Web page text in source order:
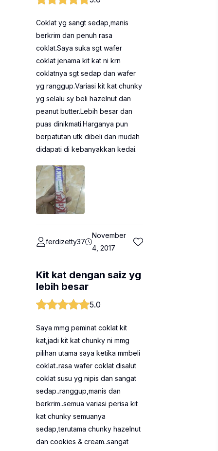
Coklat yg sangt sedap,manis
berkrim dan penuh rasa
coklat.Saya suka sgt wafer
coklat jenama kit kat ni krn
coklatnya sgt sedap dan wafer
yg ranggup.Variasi kit kat chunky
yg selalu sy beli hazelnut dan
peanut butter.Lebih besar dan
puas dinikmati.Harganya pun
berpatutan utk dibeli dan mudah
didapati di kebanyakkan kedai.
ferdizetty37
November
4, 2017
Kit kat dengan saiz yg
lebih besar
5.0
Saya mmg peminat coklat kit
kat,jadi kit kat chunky ni mmg
pilihan utama saya ketika mmbeli
coklat..rasa wafer coklat disalut
coklat susu yg nipis dan sangat
sedap..ranggup,manis dan
berkrim..semua variasi perisa kit
kat chunky semuanya
sedap,terutama chunky hazelnut
dan cookies & cream..sangat